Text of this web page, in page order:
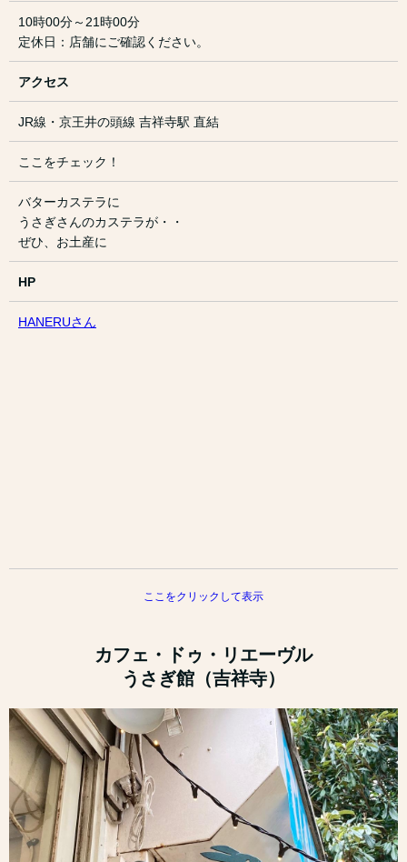
10時00分～21時00分
定休日：店舗にご確認ください。
アクセス
JR線・京王井の頭線 吉祥寺駅 直結
ここをチェック！
バターカステラに
うさぎさんのカステラが・・
ぜひ、お土産に
HP
HANERUさん
ここをクリックして表示
カフェ・ドゥ・リエーヴル
うさぎ館（吉祥寺）